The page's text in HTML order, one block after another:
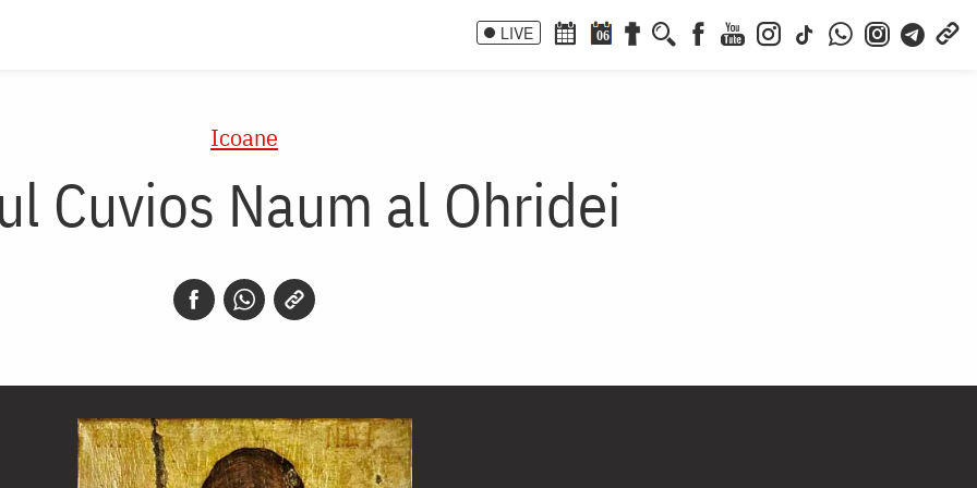
LIVE 06
Icoane
Cuvios Naum al Ohridei